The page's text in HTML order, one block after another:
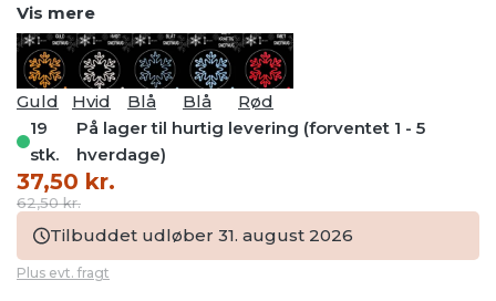
Vis mere
Guld Hvid Blå Blå
Rød
19
stk.
På lager til hurtig levering (forventet 1 - 5
hverdage)
62,50kr.
Den
oprindelige
pris
var:
62,50 kr..
37,50 kr.
Den
aktuelle
pris
er:
37,50 kr..
Tilbuddet udløber 31. august 2026
Plus evt. fragt